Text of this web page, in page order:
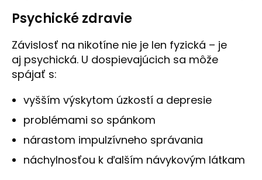
Psychické zdravie
Závislosť na nikotíne nie je len fyzická – je
aj psychická. U dospievajúcich sa môže
spájať s:
vyšším výskytom úzkostí a depresie
problémami so spánkom
nárastom impulzívneho správania
náchylnosťou k ďalším návykovým látkam